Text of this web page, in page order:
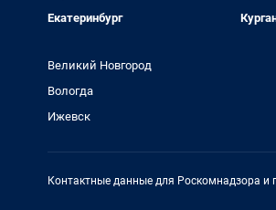
Екатеринбург
Великий Новгород
Вологда
Ижевск
Контактные данные для Роскомнадзора и